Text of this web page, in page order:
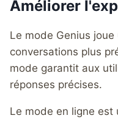
Améliorer
Le mode Genius
conversations plus
mode garantit aux
réponses précises.
Le mode en ligne est